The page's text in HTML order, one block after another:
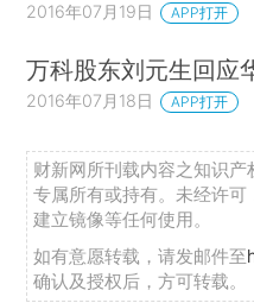
2016年07月19日 APP打开
万科股东刘元生回应
2016年07月18日 APP打开
财新网所刊载内容之知识
专属所有或持有。未经许
建立镜像等任何使用。
如有意愿转载，请发邮件至
确认及授权后，方可转载。